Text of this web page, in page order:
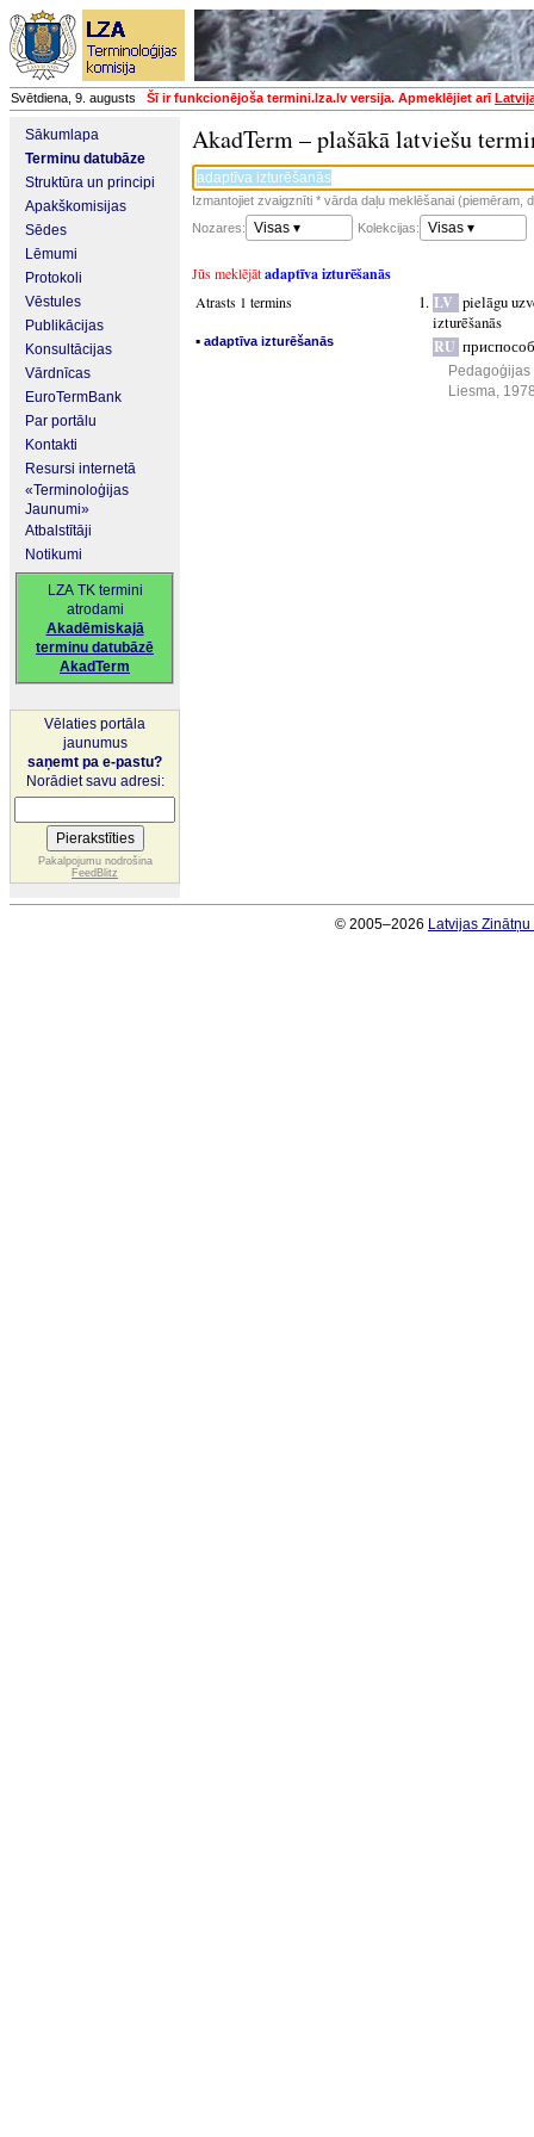
Svētdiena, 9. augusts Šī ir funkcionējoša termini.lza.lv versija. Apmeklējiet arī
Sākumlapa
Terminu datubāze
Struktūra un principi
Apakškomisijas
Sēdes
Lēmumi
Protokoli
Vēstules
Publikācijas
Konsultācijas
Vārdnīcas
EuroTermBank
Par portālu
Kontakti
Resursi internetā
«Terminoloģijas
Jaunumi»
Atbalstītāji
Notikumi
LZA TK termini
atrodami
Akadēmiskajā
terminu datubāzē
AkadTerm
Vēlaties portāla
jaunumus
saņemt pa e-pastu?
Norādiet savu adresi:
Pakalpojumu nodrošina
FeedBlitz
AkadTerm – plašākā latviešu
Izmantojiet zvaigznīti * vārda daļu meklēšanai (piemēram,
Nozares:
Visas ▾ Kolekcijas: Visas ▾
Jūs meklējātadaptīva izturēšanās
Atrasts 1 termins
▪ adaptīva izturēšanās
LV pielāgu
izturēšanās
RU
Pedagoģijas
Liesma,
© 2005–2026 Latvijas